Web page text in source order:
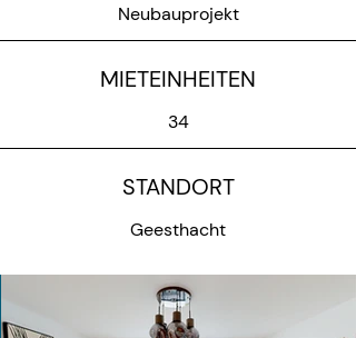
Neubauprojekt
MIETEINHEITEN
34
STANDORT
Geesthacht